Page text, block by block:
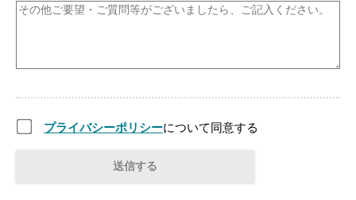
プライバシーポリシーについて同意する